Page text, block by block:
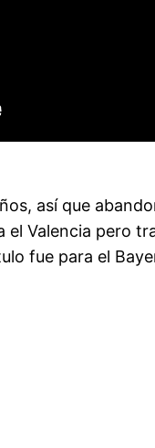
así que
Valencia pero
fue para el